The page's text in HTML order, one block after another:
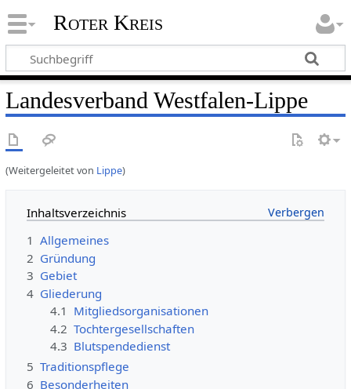
Roter Kreis
Landesverband Westfalen-Lippe
(Weitergeleitet von Lippe)
Inhaltsverzeichnis
1 Allgemeines
2 Gründung
3 Gebiet
4 Gliederung
4.1 Mitgliedsorganisationen
4.2 Tochtergesellschaften
4.3 Blutspendedienst
5 Traditionspflege
6 Besonderheiten